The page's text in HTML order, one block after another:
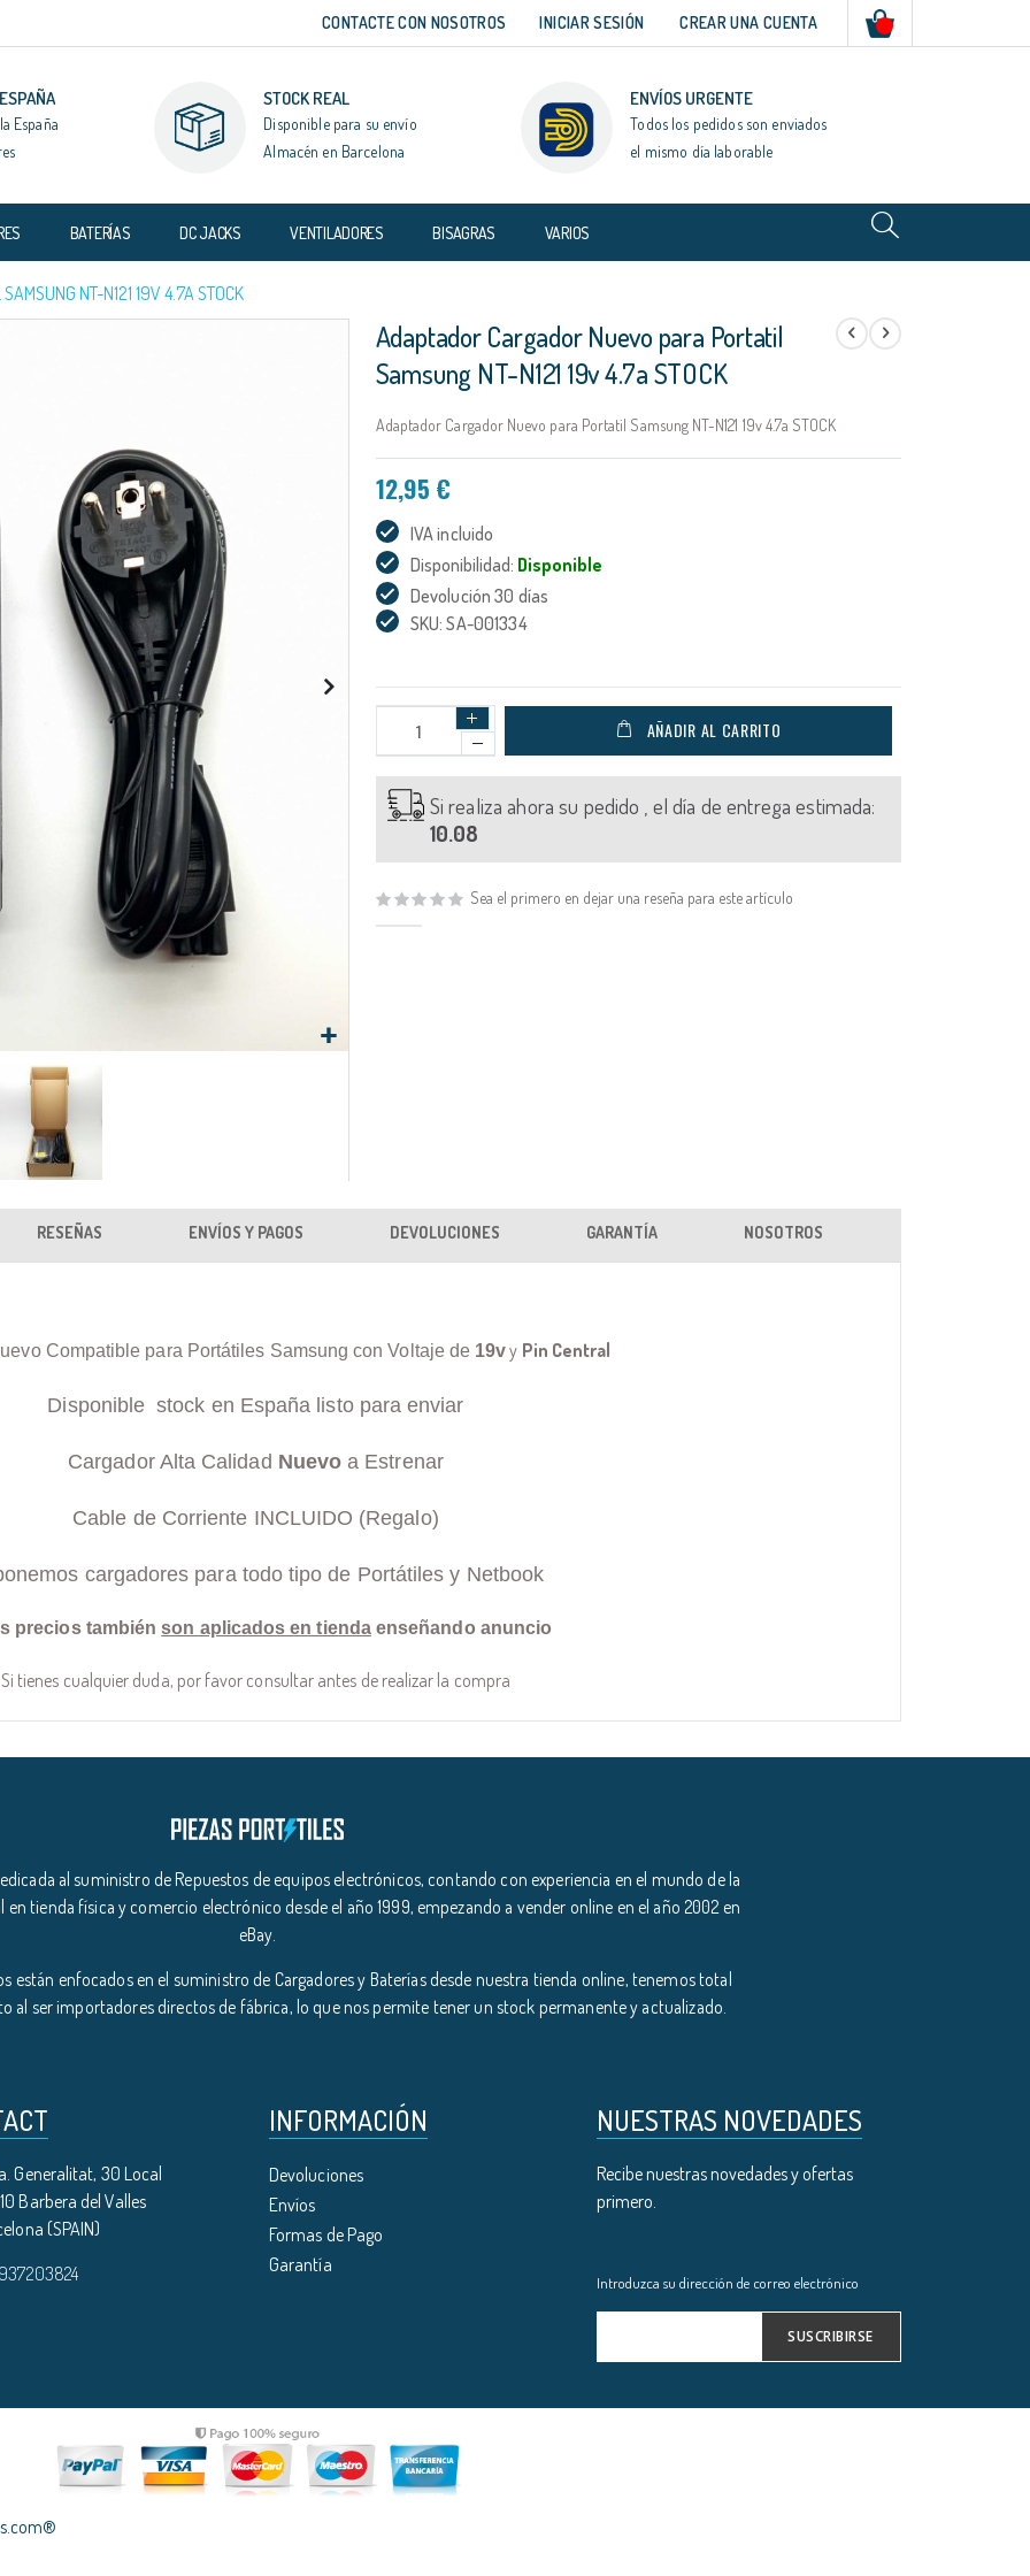
CONTACTE CON NOSOTROS INICIAR SESIÓN CREAR UNA CUENTA
España
STOCK REAL
Disponible para su envío
Almacén en Barcelona
ENVÍOS URGENTE
Todos los pedidos son enviados
el mismo día laborable
BATERÍAS DC JACKS VENTILADORES BISAGRAS VARIOS
NT-N121 19V 4.7A STOCK
Adaptador Cargador Nuevo para Portatil
Samsung NT-N121 19v 4.7a STOCK
Adaptador Cargador Nuevo para Portatil Samsung NT-N121 19v 4.7a STOCK
12,95 €
IVA incluido
Disponibilidad: Disponible
Devolución 30 días
SKU: SA-001334
AÑADIR AL CARRITO
Si realiza ahora su pedido , el día de entrega estimada:
10.08
Sea el primero en dejar una reseña para este artículo
Compatible para Portátiles Samsung con Voltaje de 19v y Pin Central
Disponible stock en España listo para enviar
Cargador Alta Calidad Nuevo a Estrenar
Cable de Corriente INCLUIDO (Regalo)
cargadores para todo tipo de Portátiles y Netbook
precios también son aplicados en tienda enseñando anuncio
Si tienes cualquier duda, por favor consultar antes de realizar la compra
RESEÑAS ENVÍOS Y PAGOS DEVOLUCIONES GARANTÍA NOSOTROS
al suministro de Repuestos de equipos electrónicos, contando con experiencia en el mundo de la
tienda física y comercio electrónico desde el año 1999, empezando a vender online en el año 2002 en
eBay.
están enfocados en el suministro de Cargadores y Baterías desde nuestra tienda online, tenemos total
al ser importadores directos de fábrica, lo que nos permite tener un stock permanente y actualizado.
Generalitat, 30 Local
Barbera del Valles
(SPAIN)
INFORMACIÓN
Devoluciones
Envíos
Formas de Pago
Garantía
NUESTRAS NOVEDADES
Recibe nuestras novedades y ofertas
primero.
Introduzca su dirección de correo electrónico
SUSCRIBIRSE